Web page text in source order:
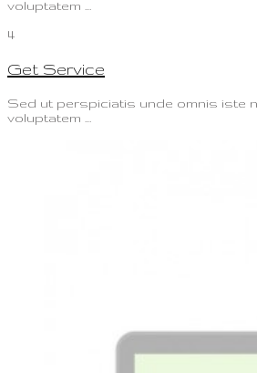
voluptatem …
4
Get Service
Sed ut perspiciatis unde omnis iste
voluptatem …